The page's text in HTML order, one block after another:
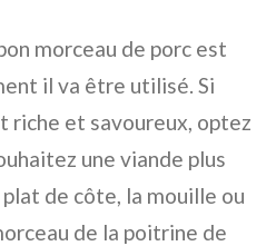
morceau de porc est
il va être utilisé. Si
riche et savoureux, optez
une viande plus
de côte, la mouille ou
de la poitrine de